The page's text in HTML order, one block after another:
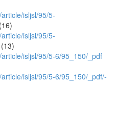
isljsl/95/5-
(16)
isljsl/95/5-
(13)
isljsl/95/5-6/95_150/_pdf
isljsl/95/5-6/95_150/_pdf/-